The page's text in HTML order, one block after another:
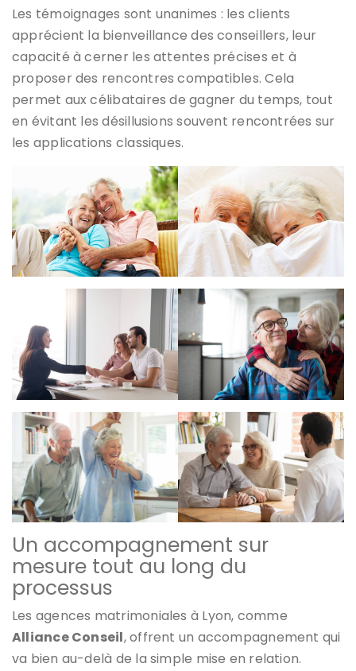
Les témoignages sont unanimes : les clients
apprécient la bienveillance des conseillers, leur
capacité à cerner les attentes précises et à
proposer des rencontres compatibles. Cela
permet aux célibataires de gagner du temps, tout
en évitant les désillusions souvent rencontrées sur
les applications classiques.
Un accompagnement sur
mesure tout au long du
processus
Les agences matrimoniales à Lyon, comme
Alliance Conseil, offrent un accompagnement qui
va bien au-delà de la simple mise en relation.